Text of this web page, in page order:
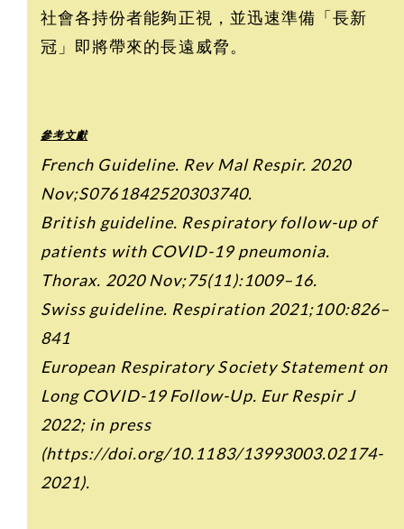
社會各持份者能夠正視，並迅速準備「長新
冠」即將帶來的長遠威脅。
參考文獻
French Guideline. Rev Mal Respir. 2020
Nov;S0761842520303740.
British guideline. Respiratory follow-up of
patients with COVID-19 pneumonia.
Thorax. 2020 Nov;75(11):1009–16.
Swiss guideline. Respiration 2021;100:826–
841
European Respiratory Society Statement on
Long COVID-19 Follow-Up. Eur Respir J
2022; in press
(https://doi.org/10.1183/13993003.02174-
2021).